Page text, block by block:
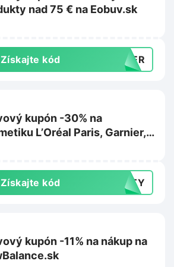
nad 75 € na Eobuv.sk
Získajte kód MMER
kupón -30% na
L’Oréal Paris, Garnier,
Získajte kód AUTY
kupón -11% na nákup na